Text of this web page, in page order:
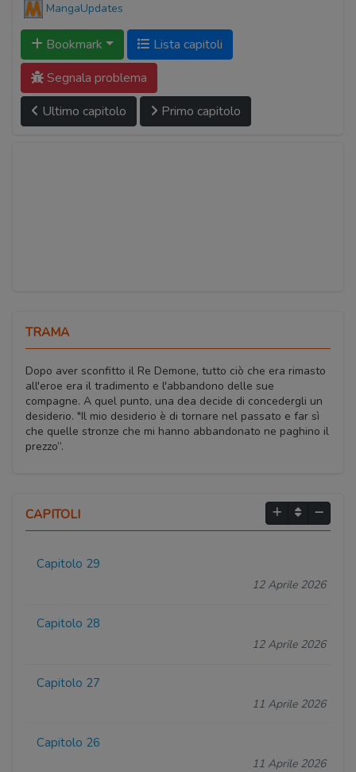
MangaUpdates
Bookmark
Lista capitoli
Segnala problema
Ultimo capitolo
Primo capitolo
TRAMA
Dopo aver sconfitto il Re Demone, tutto ciò che era rimasto
all'eroe era il tradimento e l'abbandono delle sue
compagne. A quel punto, una dea decide di concedergli un
desiderio. "Il mio desiderio è di tornare nel passato e far sì
che quelle stronze che mi hanno abbandonato ne paghino il
prezzo”.
CAPITOLI
Capitolo 29
12 Aprile 2026
Capitolo 28
12 Aprile 2026
Capitolo 27
11 Aprile 2026
Capitolo 26
11 Aprile 2026